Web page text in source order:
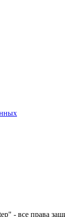
- все права